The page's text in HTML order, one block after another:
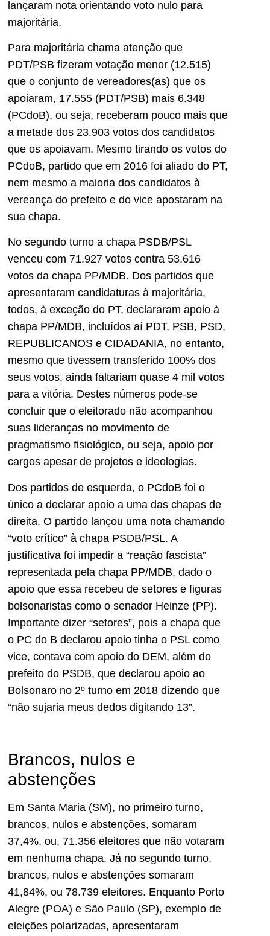
lançaram nota orientando voto nulo para
majoritária.
Para majoritária chama atenção que
PDT/PSB fizeram votação menor (12.515)
que o conjunto de vereadores(as) que os
apoiaram, 17.555 (PDT/PSB) mais 6.348
(PCdoB), ou seja, receberam pouco mais que
a metade dos 23.903 votos dos candidatos
que os apoiavam. Mesmo tirando os votos do
PCdoB, partido que em 2016 foi aliado do PT,
nem mesmo a maioria dos candidatos à
vereança do prefeito e do vice apostaram na
sua chapa.
No segundo turno a chapa PSDB/PSL
venceu com 71.927 votos contra 53.616
votos da chapa PP/MDB. Dos partidos que
apresentaram candidaturas à majoritária,
todos, à exceção do PT, declararam apoio à
chapa PP/MDB, incluídos aí PDT, PSB, PSD,
REPUBLICANOS e CIDADANIA, no entanto,
mesmo que tivessem transferido 100% dos
seus votos, ainda faltariam quase 4 mil votos
para a vitória. Destes números pode-se
concluir que o eleitorado não acompanhou
suas lideranças no movimento de
pragmatismo fisiológico, ou seja, apoio por
cargos apesar de projetos e ideologias.
Dos partidos de esquerda, o PCdoB foi o
único a declarar apoio a uma das chapas de
direita. O partido lançou uma nota chamando
“voto crítico” à chapa PSDB/PSL. A
justificativa foi impedir a “reação fascista”
representada pela chapa PP/MDB, dado o
apoio que essa recebeu de setores e figuras
bolsonaristas como o senador Heinze (PP).
Importante dizer “setores”, pois a chapa que
o PC do B declarou apoio tinha o PSL como
vice, contava com apoio do DEM, além do
prefeito do PSDB, que declarou apoio ao
Bolsonaro no 2º turno em 2018 dizendo que
“não sujaria meus dedos digitando 13”.
Brancos, nulos e
abstenções
Em Santa Maria (SM), no primeiro turno,
brancos, nulos e abstenções, somaram
37,4%, ou, 71.356 eleitores que não votaram
em nenhuma chapa. Já no segundo turno,
brancos, nulos e abstenções somaram
41,84%, ou 78.739 eleitores. Enquanto Porto
Alegre (POA) e São Paulo (SP), exemplo de
eleições polarizadas, apresentaram